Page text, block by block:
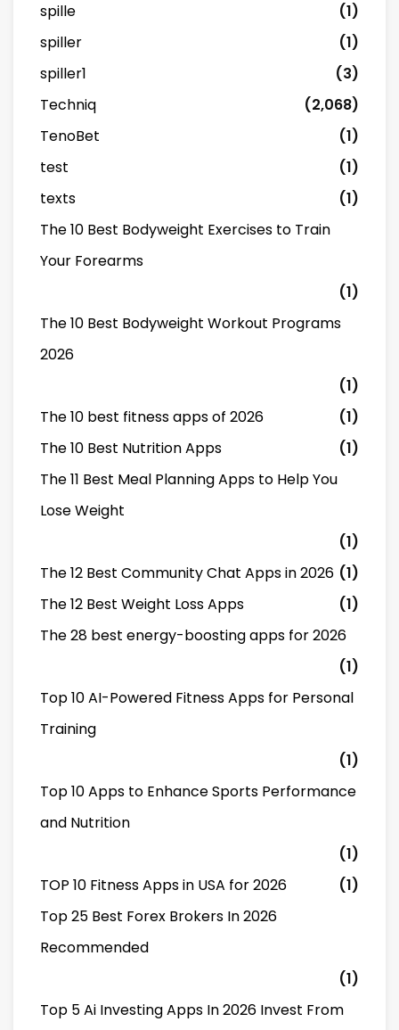
spille
(1)
spiller
(1)
spiller1
(3)
Techniq
(2,068)
TenoBet
(1)
test
(1)
texts
(1)
The 10 Best Bodyweight Exercises to Train
Your Forearms
(1)
The 10 Best Bodyweight Workout Programs
2026
(1)
The 10 best fitness apps of 2026
(1)
The 10 Best Nutrition Apps
(1)
The 11 Best Meal Planning Apps to Help You
Lose Weight
(1)
The 12 Best Community Chat Apps in 2026 (1)
The 12 Best Weight Loss Apps
(1)
The 28 best energy-boosting apps for 2026
(1)
Top 10 AI-Powered Fitness Apps for Personal
Training
(1)
Top 10 Apps to Enhance Sports Performance
and Nutrition
(1)
TOP 10 Fitness Apps in USA for 2026
(1)
Top 25 Best Forex Brokers In 2026
Recommended
(1)
Top 5 Ai Investing Apps In 2026 Invest From